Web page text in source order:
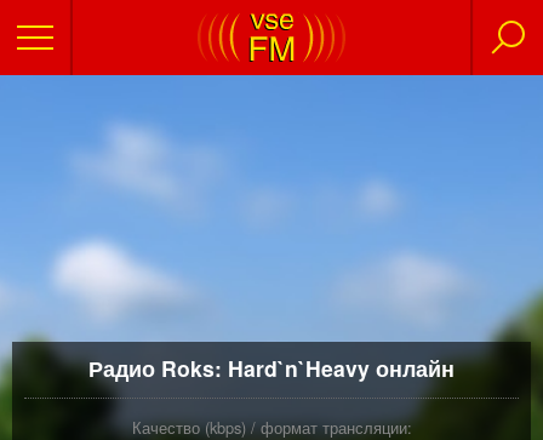
Радио Roks: Hard`n`Heavy онлайн
Качество (kbps) / формат трансляции: